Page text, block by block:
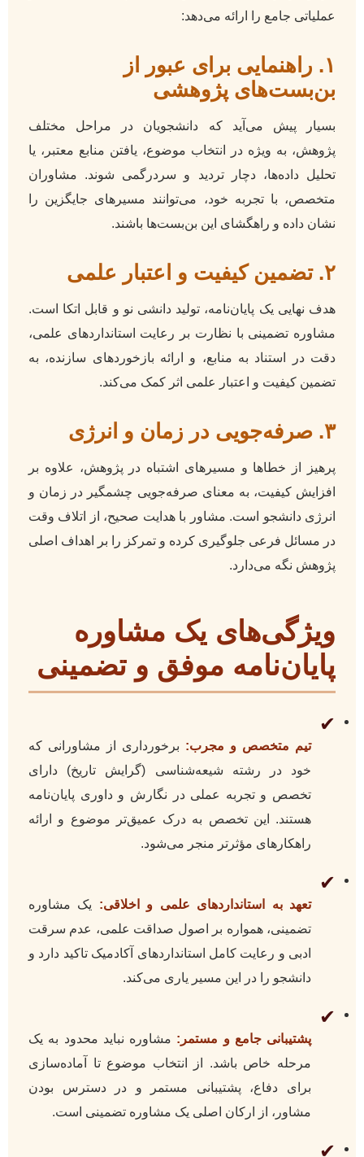
عملیاتی جامع را ارائه می‌دهد:
۱. راهنمایی برای عبور از
بن‌بست‌های پژوهشی
بسیار پیش می‌آید که دانشجویان در مراحل مختلف
پژوهش، به ویژه در انتخاب موضوع، یافتن منابع معتبر، یا
تحلیل داده‌ها، دچار تردید و سردرگمی شوند. مشاوران
متخصص، با تجربه خود، می‌توانند مسیرهای جایگزین را
نشان داده و راهگشای این بن‌بست‌ها باشند.
۲. تضمین کیفیت و اعتبار علمی
هدف نهایی یک پایان‌نامه، تولید دانشی نو و قابل اتکا است.
مشاوره تضمینی با نظارت بر رعایت استانداردهای علمی،
دقت در استناد به منابع، و ارائه بازخوردهای سازنده، به
تضمین کیفیت و اعتبار علمی اثر کمک می‌کند.
۳. صرفه‌جویی در زمان و انرژی
پرهیز از خطاها و مسیرهای اشتباه در پژوهش، علاوه بر
افزایش کیفیت، به معنای صرفه‌جویی چشمگیر در زمان و
انرژی دانشجو است. مشاور با هدایت صحیح، از اتلاف وقت
در مسائل فرعی جلوگیری کرده و تمرکز را بر اهداف اصلی
پژوهش نگه می‌دارد.
ویژگی‌های یک مشاوره
پایان‌نامه موفق و تضمینی
✔
تیم متخصص و مجرب: برخورداری از مشاورانی که
خود در رشته شیعه‌شناسی (گرایش تاریخ) دارای
تخصص و تجربه عملی در نگارش و داوری پایان‌نامه
هستند. این تخصص به درک عمیق‌تر موضوع و ارائه
راهکارهای مؤثرتر منجر می‌شود.
✔
تعهد به استانداردهای علمی و اخلاقی: یک مشاوره
تضمینی، همواره بر اصول صداقت علمی، عدم سرقت
ادبی و رعایت کامل استانداردهای آکادمیک تاکید دارد و
دانشجو را در این مسیر یاری می‌کند.
✔
پشتیبانی جامع و مستمر: مشاوره نباید محدود به یک
مرحله خاص باشد. از انتخاب موضوع تا آماده‌سازی
برای دفاع، پشتیبانی مستمر و در دسترس بودن
مشاور، از ارکان اصلی یک مشاوره تضمینی است.
✔